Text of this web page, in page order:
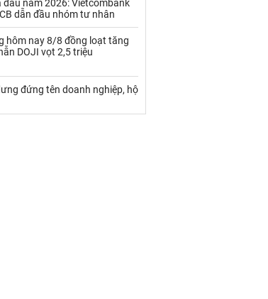
khác Tôm
đầu năm 2026: Vietcombank
dẫn đầu nhóm tư nhân
hôm nay 8/8 đồng loạt tăng
DOJI vọt 2,5 triệu
đứng tên doanh nghiệp, hộ